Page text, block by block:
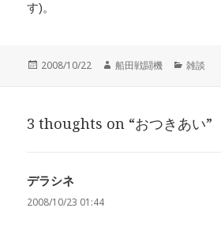
す)。
投
2008/10/22
作
船田戦闘機
カ
ー
雑談
3 thoughts on “おつきあい”
デラシネ
り:
2008/10/23 01:44